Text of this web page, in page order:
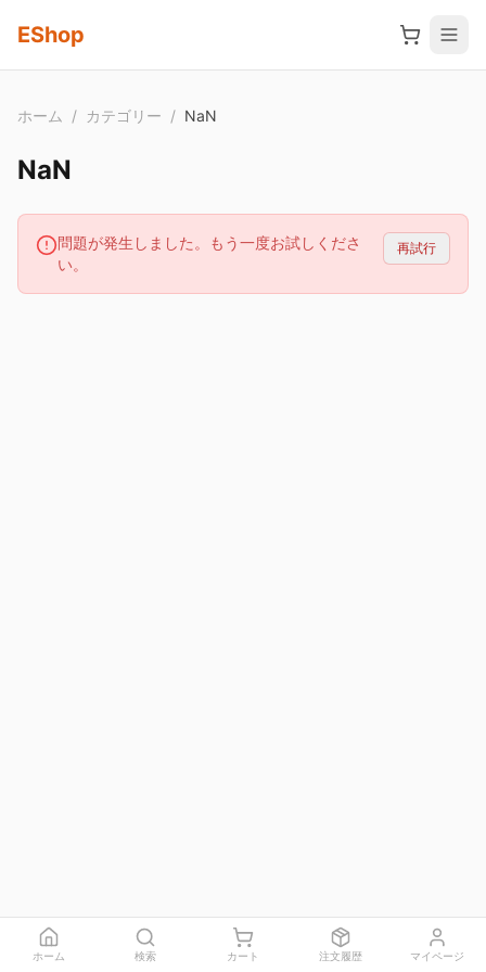
EShop
ホーム / カテゴリー / NaN
NaN
問題が発生しました。もう一度お試しくださ
い。
再試行
ホーム 検索 カート 注文履歴 マイページ